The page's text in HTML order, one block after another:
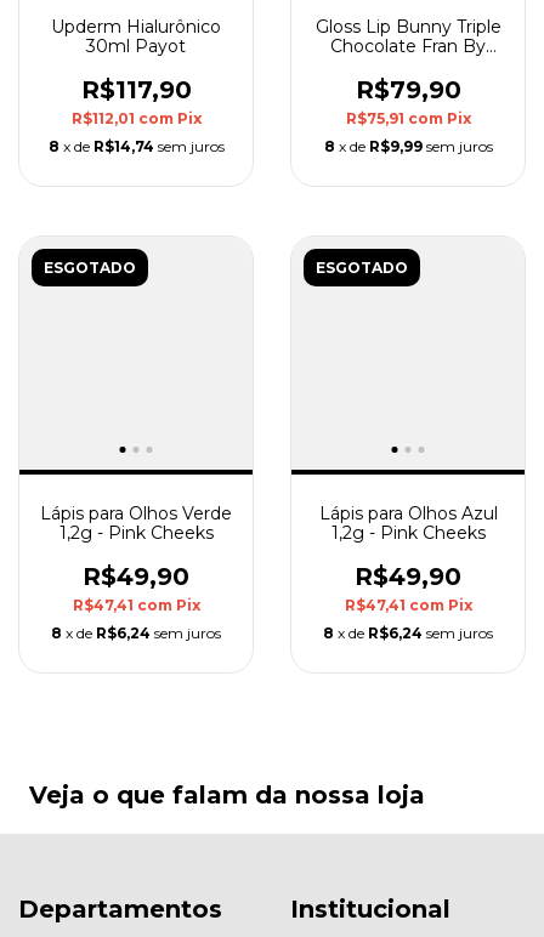
Upderm Hialurônico
30ml Payot
R$117,90
R$112,01 com Pix
8 x de R$14,74 sem juros
Gloss Lip Bunny Triple
Chocolate Fran By
R$79,90
R$75,91 com Pix
8 x de R$9,99 sem juros
ESGOTADO
Lápis para Olhos Verde
1,2g - Pink Cheeks
R$49,90
R$47,41 com Pix
8 x de R$6,24 sem juros
ESGOTADO
Lápis para Olhos Azul
1,2g - Pink Cheeks
R$49,90
R$47,41 com Pix
8 x de R$6,24 sem juros
Veja o que falam da nossa loja
Departamentos Institucional